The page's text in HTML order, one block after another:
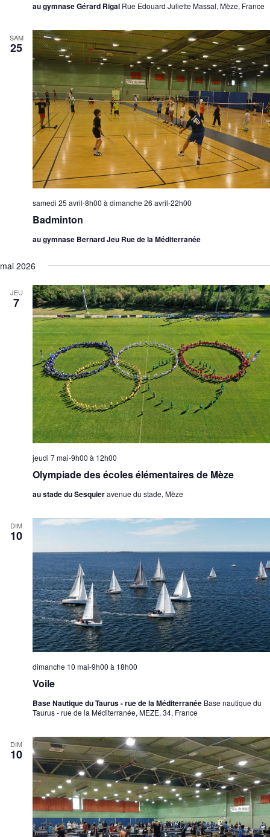
au gymnase Gérard Rigal Rue Edouard Juliette Massal, Mèze, France
SAM
25
Badminton
samedi 25 avril-8h00 à dimanche 26 avril-22h00
au gymnase Bernard Jeu Rue de la Méditerranée
mai 2026
JEU
7
Olympiade des écoles élémentaires de Mèze
jeudi 7 mai-9h00 à 12h00
au stade du Sesquieravenue du stade, Mèze
DIM
10
Voile
dimanche 10 mai-9h00 à 18h00
Base Nautique du Taurus - rue de la Méditerranée Base nautique du
Taurus - rue de la Méditerranée, MEZE, 34, France
DIM
10